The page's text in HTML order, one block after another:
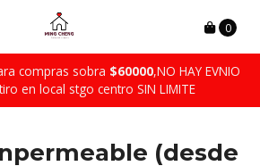
compras sobra $60000,NO HAY EVNIO
en local stgo centro SIN LIMITE
0
(desde